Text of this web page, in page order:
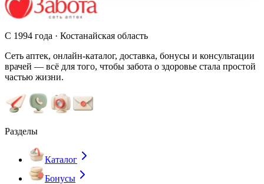
С 1994 года · Костанайская область
Сеть аптек, онлайн-каталог, доставка, бонусы и консультации
врачей — всё для того, чтобы забота о здоровье стала простой
частью жизни.
Разделы
Каталог
Бонусы